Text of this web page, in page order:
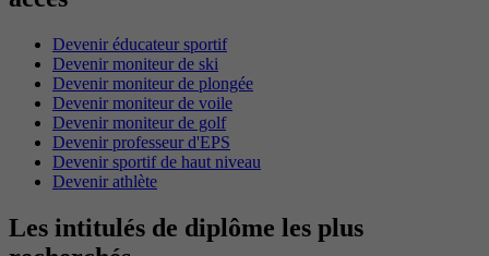
Devenir éducateur sportif
Devenir moniteur de ski
Devenir moniteur de plongée
Devenir moniteur de voile
Devenir moniteur de golf
Devenir professeur d'EPS
Devenir sportif de haut niveau
Devenir athlète
Les intitulés de diplôme les plus